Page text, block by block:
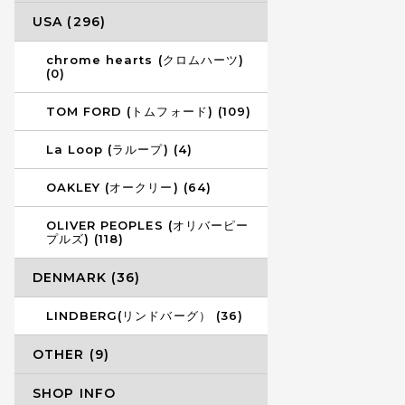
USA (296)
chrome hearts (クロムハーツ)
(0)
TOM FORD (トムフォード) (109)
La Loop (ラループ) (4)
OAKLEY (オークリー) (64)
OLIVER PEOPLES (オリバーピー
プルズ) (118)
DENMARK (36)
LINDBERG(リンドバーグ） (36)
OTHER (9)
SHOP INFO